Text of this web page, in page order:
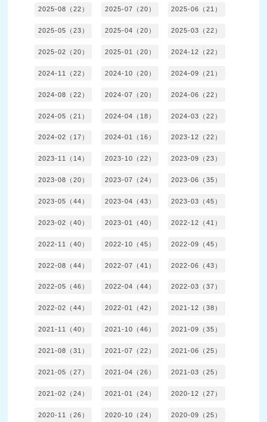
2025-08（22） 2025-07（20） 2025-06（21）
2025-05（23） 2025-04（20） 2025-03（22）
2025-02（20） 2025-01（20） 2024-12（22）
2024-11（22） 2024-10（20） 2024-09（21）
2024-08（22） 2024-07（20） 2024-06（22）
2024-05（21） 2024-04（18） 2024-03（22）
2024-02（17） 2024-01（16） 2023-12（22）
2023-11（14） 2023-10（22） 2023-09（23）
2023-08（20） 2023-07（24） 2023-06（35）
2023-05（44） 2023-04（43） 2023-03（45）
2023-02（40） 2023-01（40） 2022-12（41）
2022-11（40） 2022-10（45） 2022-09（45）
2022-08（44） 2022-07（41） 2022-06（43）
2022-05（46） 2022-04（44） 2022-03（37）
2022-02（44） 2022-01（42） 2021-12（38）
2021-11（40） 2021-10（46） 2021-09（35）
2021-08（31） 2021-07（22） 2021-06（25）
2021-05（27） 2021-04（26） 2021-03（25）
2021-02（24） 2021-01（24） 2020-12（27）
2020-11（26） 2020-10（24） 2020-09（25）